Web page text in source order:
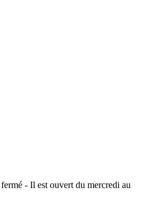
- Il est ouvert du mercredi au